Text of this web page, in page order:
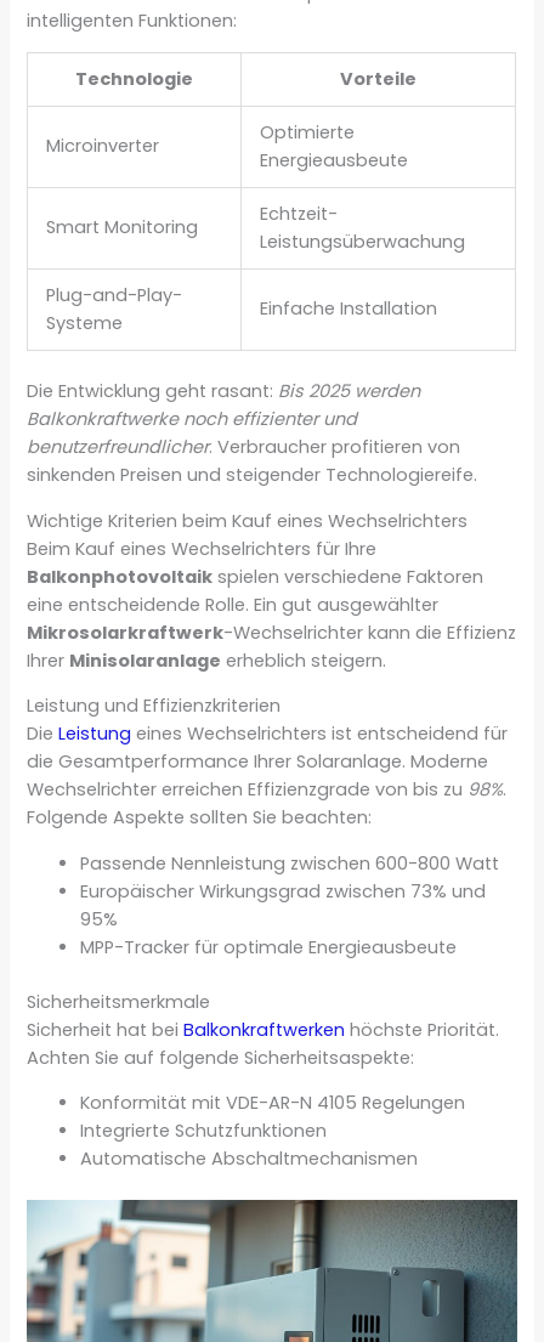
intelligenten Funktionen:
Technologie Vorteile
Microinverter
Optimierte
Energieausbeute
Smart Monitoring
Echtzeit-
Leistungsüberwachung
Plug-and-Play-
Systeme
Einfache Installation
Die Entwicklung geht rasant: Bis 2025 werden
Balkonkraftwerke noch effizienter und
benutzerfreundlicher. Verbraucher profitieren von
sinkenden Preisen und steigender Technologiereife.
Wichtige Kriterien beim Kauf eines Wechselrichters
Beim Kauf eines Wechselrichters für Ihre
Balkonphotovoltaik spielen verschiedene Faktoren
eine entscheidende Rolle. Ein gut ausgewählter
Mikrosolarkraftwerk-Wechselrichter kann die Effizienz
Ihrer Minisolaranlage erheblich steigern.
Leistung und Effizienzkriterien
DieLeistung eines Wechselrichters ist entscheidend für
die Gesamtperformance Ihrer Solaranlage. Moderne
Wechselrichter erreichen Effizienzgrade von bis zu 98%.
Folgende Aspekte sollten Sie beachten:
Passende Nennleistung zwischen 600-800 Watt
Europäischer Wirkungsgrad zwischen 73% und
95%
MPP-Tracker für optimale Energieausbeute
Sicherheitsmerkmale
Sicherheit hat beiBalkonkraftwerken höchste Priorität.
Achten Sie auf folgende Sicherheitsaspekte:
Konformität mit VDE-AR-N 4105 Regelungen
Integrierte Schutzfunktionen
Automatische Abschaltmechanismen